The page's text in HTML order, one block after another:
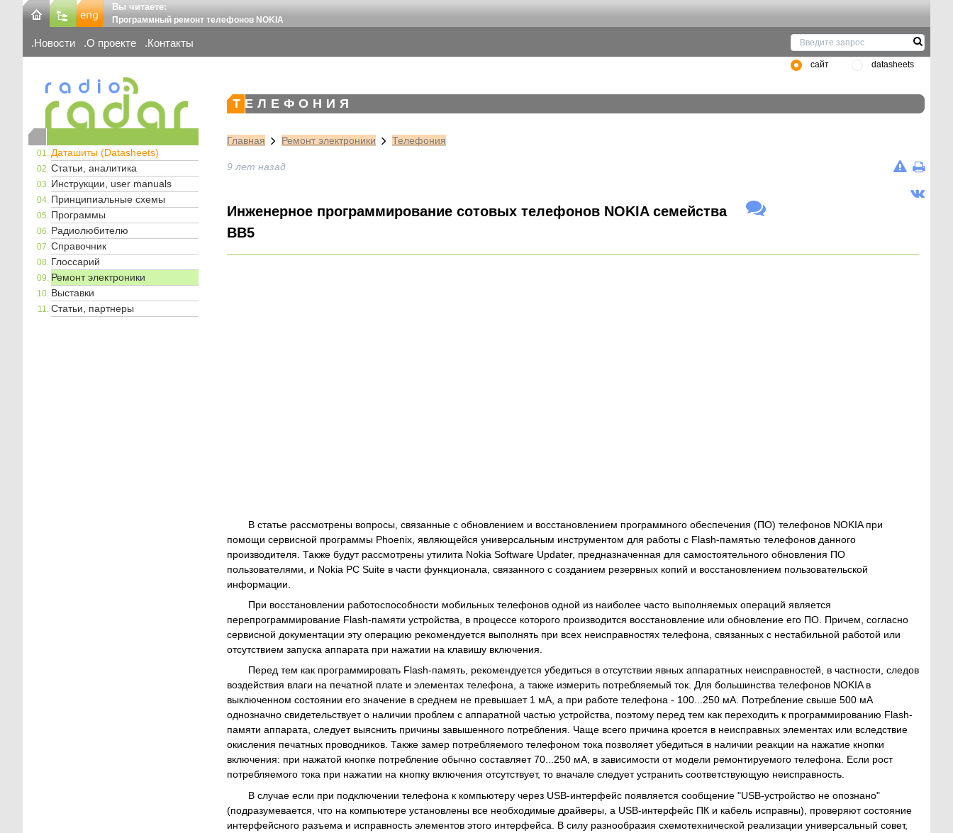
Вы читаете:
Программный ремонт телефонов NOKIA
Новости О проекте Контакты
сайт datasheets
Даташиты (Datasheets)
Статьи, аналитика
Инструкции, user manuals
Принципиальные схемы
Программы
Радиолюбителю
Справочник
Глоссарий
Ремонт электроники
Выставки
Статьи, партнеры
ТЕЛЕФОНИЯ
Главная Ремонт электроники Телефония
9 лет назад
Инженерное программирование сотовых телефонов NOKIA семейства
BB5
В статье рассмотрены вопросы, связанные с обновлением и восстановлением программного обеспечения (ПО) телефонов NOKIA при
помощи сервисной программы Phoenix, являющейся универсальным инструментом для работы с Flash-памятью телефонов данного
производителя. Также будут рассмотрены утилита Nokia Software Updater, предназначенная для самостоятельного обновления ПО
пользователями, и Nokia PC Suite в части функционала, связанного с созданием резервных копий и восстановлением пользовательской
информации.
При восстановлении работоспособности мобильных телефонов одной из наиболее часто выполняемых операций является
перепрограммирование Flash-памяти устройства, в процессе которого производится восстановление или обновление его ПО. Причем, согласно
сервисной документации эту операцию рекомендуется выполнять при всех неисправностях телефона, связанных с нестабильной работой или
отсутствием запуска аппарата при нажатии на клавишу включения.
Перед тем как программировать Flash-память, рекомендуется убедиться в отсутствии явных аппаратных неисправностей, в частности, следов
воздействия влаги на печатной плате и элементах телефона, а также измерить потребляемый ток. Для большинства телефонов NOKIA в
выключенном состоянии его значение в среднем не превышает 1 мА, а при работе телефона - 100...250 мА. Потребление свыше 500 мА
однозначно свидетельствует о наличии проблем с аппаратной частью устройства, поэтому перед тем как переходить к программированию Flash-
памяти аппарата, следует выяснить причины завышенного потребления. Чаще всего причина кроется в неисправных элементах или вследствие
окисления печатных проводников. Также замер потребляемого телефоном тока позволяет убедиться в наличии реакции на нажатие кнопки
включения: при нажатой кнопке потребление обычно составляет 70...250 мА, в зависимости от модели ремонтируемого телефона. Если рост
потребляемого тока при нажатии на кнопку включения отсутствует, то вначале следует устранить соответствующую неисправность.
В случае если при подключении телефона к компьютеру через USB-интерфейс появляется сообщение "USB-устройство не опознано"
(подразумевается, что на компьютере установлены все необходимые драйверы, а USB-интерфейс ПК и кабель исправны), проверяют состояние
интерфейсного разъема и исправность элементов этого интерфейса. В силу разнообразия схемотехнической реализации универсальный совет,